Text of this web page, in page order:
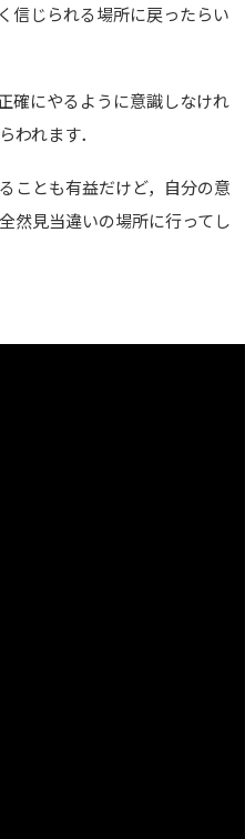
信じられる場所に戻ったらい
確にやるように意識しなけれ
れます．
ことも有益だけど，自分の意
然見当違いの場所に行ってし